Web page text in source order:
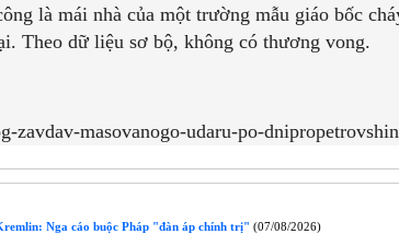
là mái nhà của một trường mẫu giáo bốc
Theo dữ liệu sơ bộ, không có thương vong.
zavdav-masovanogo-udaru-po-
Nga cáo buộc Pháp "đàn áp chính trị" (07/08/2026)